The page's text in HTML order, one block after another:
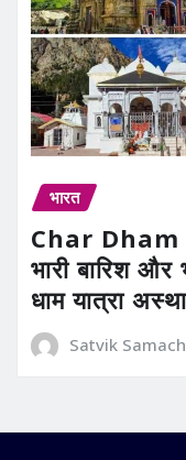
भारत
Char
भारी बारिश
धाम यात्रा
Satvik